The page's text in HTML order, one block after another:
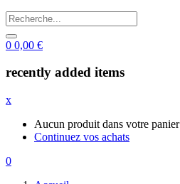
0 0,00 €
recently added items
x
Aucun produit dans votre panier
Continuez vos achats
0